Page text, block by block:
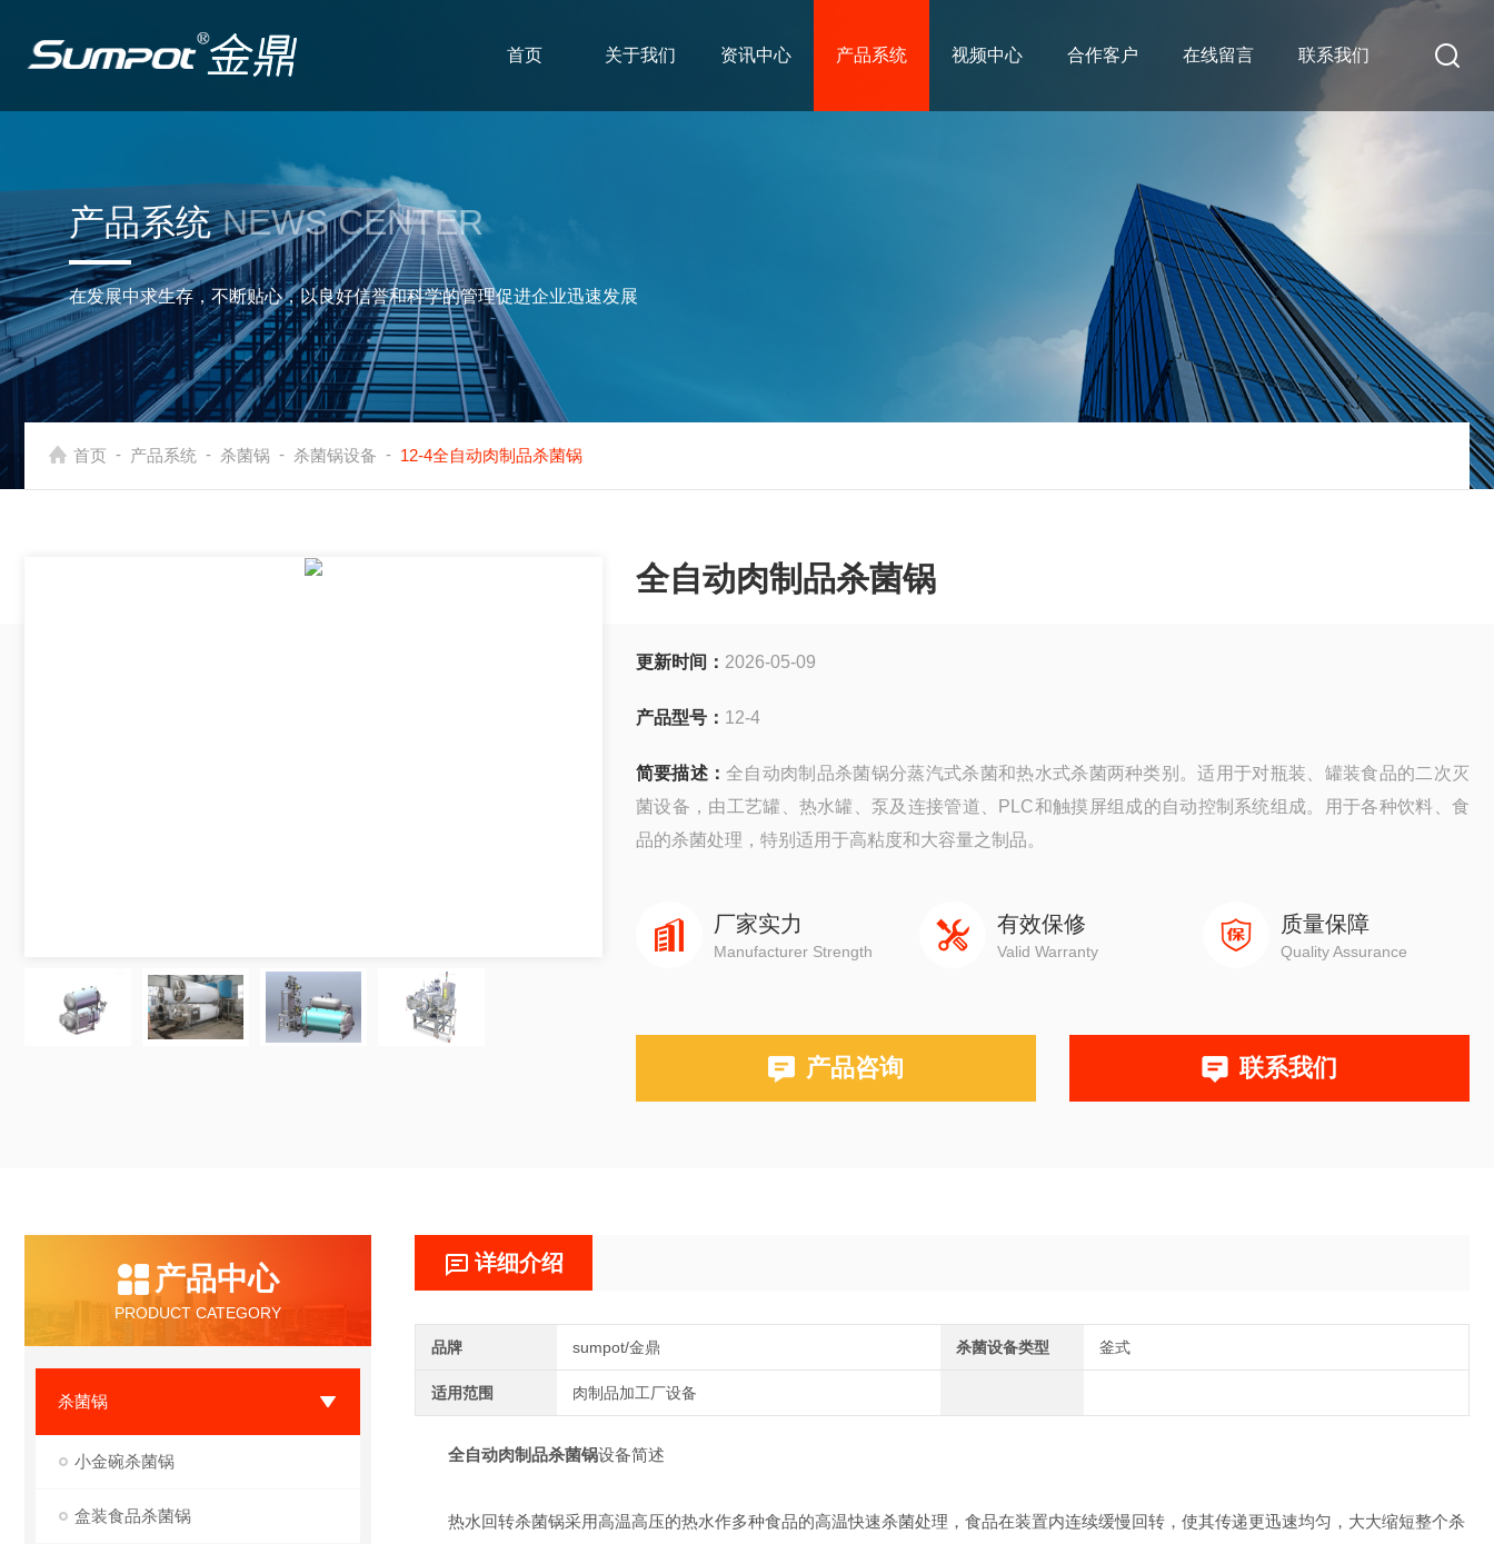
首页 关于我们 资讯中心 产品系统 视频中心 合作客户 在线留言 联系我们
产品系统 NEWS CENTER
在发展中求生存，不断贴心，以良好信誉和科学的管理促进企业迅速发展
首页 - 产品系统 - 杀菌锅 - 杀菌锅设备 - 12-4全自动肉制品杀菌锅
全自动肉制品杀菌锅
更新时间： 2026-05-09
产品型号： 12-4
简要描述： 全自动肉制品杀菌锅分蒸汽式杀菌和热水式杀菌两种类别。适用于对瓶装、罐装食品的二次灭
菌设备，由工艺罐、热水罐、泵及连接管道、PLC和触摸屏组成的自动控制系统组成。用于各种饮料、食
品的杀菌处理，特别适用于高粘度和大容量之制品。
厂家实力
Manufacturer Strength
有效保修
Valid Warranty
质量保障
Quality Assurance
产品咨询 联系我们
详细介绍
品牌 sumpot/金鼎 杀菌设备类型 釜式
适用范围 肉制品加工厂设备
全自动肉制品杀菌锅设备简述
热水回转杀菌锅采用高温高压的热水作多种食品的高温快速杀菌处理，食品在装置内连续缓慢回转，使其传递更迅速均匀，大大缩短整个杀
产品中心
PRODUCT CATEGORY
杀菌锅
小金碗杀菌锅
盒装食品杀菌锅